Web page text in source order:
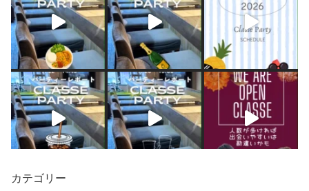
カテゴリー